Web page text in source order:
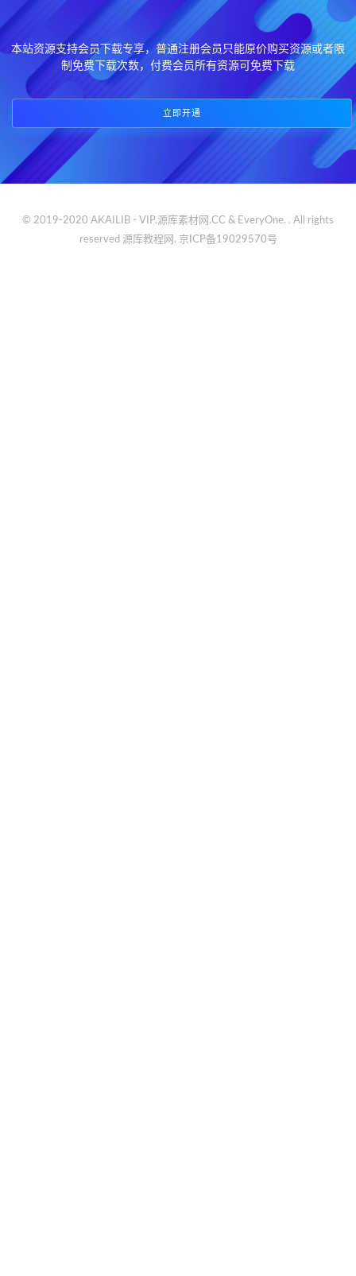
本站资源支持会员下载专享，普通注册会员只能原价购买资源或者限
制免费下载次数，付费会员所有资源可免费下载
立即开通
© 2019-2020 AKAILIB - VIP.源库素材网.CC & EveryOne. . All rights
reserved 源库教程网. 京ICP备19029570号